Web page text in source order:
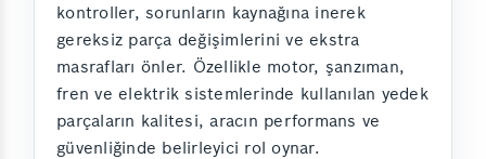
kontroller, sorunların kaynağına inerek
gereksiz parça değişimlerini ve ekstra
masrafları önler. Özellikle motor, şanzıman,
fren ve elektrik sistemlerinde kullanılan yedek
parçaların kalitesi, aracın performans ve
güvenliğinde belirleyici rol oynar.